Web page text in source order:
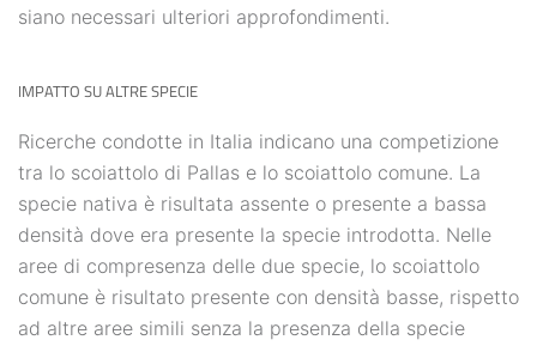
siano necessari ulteriori approfondimenti.
IMPATTO SU ALTRE SPECIE
Ricerche condotte in Italia indicano una competizione
tra lo scoiattolo di Pallas e lo scoiattolo comune. La
specie nativa è risultata assente o presente a bassa
densità dove era presente la specie introdotta. Nelle
aree di compresenza delle due specie, lo scoiattolo
comune è risultato presente con densità basse, rispetto
ad altre aree simili senza la presenza della specie